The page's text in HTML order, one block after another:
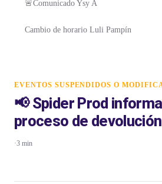
🚨Comunicado Ysy A
Cambio de horario Luli Pampín
EVENTOS SUSPENDIDOS O
📢 Spider Prod
proceso de
·3 min